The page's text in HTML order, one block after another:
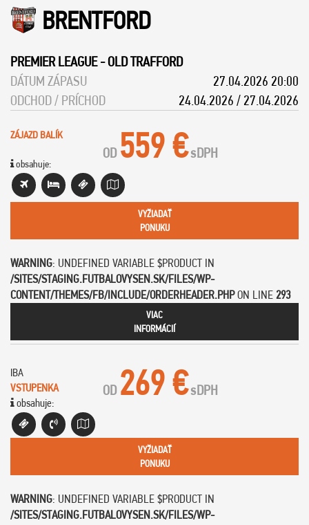
BRENTFORD
PREMIER LEAGUE-OLD TRAFFORD
DÁTUM ZÁPASU
27.04.2026 20:00
ODCHOD / PRÍCHOD
24.04.2026 / 27.04.2026
ZÁJAZD BALÍK
obsahuje:
OD 559 €sDPH
VYŽIADAŤ
PONUKU
WARNING: UNDEFINED VARIABLE $PRODUCT IN
/SITES/STAGING.FUTBALOVYSEN.SK/FILES/WP-
CONTENT/THEMES/FB/INCLUDE/ORDERHEADER.PHPON LINE 293
VIAC
INFORMÁCIÍ
IBA
VSTUPENKA
obsahuje:
OD 269 €sDPH
VYŽIADAŤ
PONUKU
WARNING: UNDEFINED VARIABLE $PRODUCT IN
/SITES/STAGING.FUTBALOVYSEN.SK/FILES/WP-